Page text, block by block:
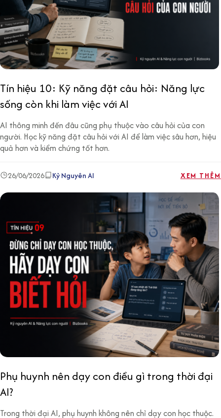
Tín hiệu 10: Kỹ năng đặt câu hỏi: Năng lực
sống còn khi làm việc với AI
AI thông minh đến đâu cũng phụ thuộc vào câu hỏi của con
người. Học kỹ năng đặt câu hỏi với AI để làm việc sâu hơn, hiệu
quả hơn và kiểm chứng tốt hơn.
26/06/2026 Kỷ Nguyên AI XEM THÊM
Phụ huynh nên dạy con điều gì trong thời đại
AI?
Trong thời đại AI, phụ huynh không nên chỉ dạy con học thuộc.